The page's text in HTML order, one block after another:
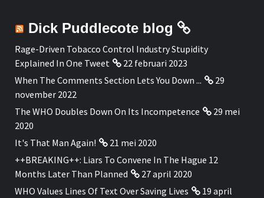
Dick Puddlecote blog
Rage-Driven Tobacco Control Industry Stupidity
Explained In One Tweet
22 februari 2023
When The Comments Section Lets You Down ...
29
november 2022
The WHO Doubles Down On Its Incompetence
29 mei
2020
It's That Man Again!
21 mei 2020
++BREAKING++: Liars To Convene In The Hague 12
Months Later Than Planned
27 april 2020
WHO Values Lines Of Text Over Saving Lives
19 april